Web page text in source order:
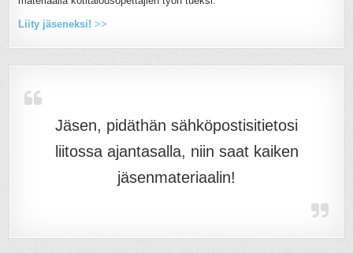
Liity jäseneksi! >>
Jäsen, pidäthän sähköpostisitietosi
liitossa ajantasalla, niin saat kaiken
jäsenmateriaalin!